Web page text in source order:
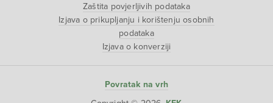
Zaštita povjerljivih podataka
Izjava o prikupljanju i korištenju osobnih
podataka
Izjava o konverziji
Povratak na vrh